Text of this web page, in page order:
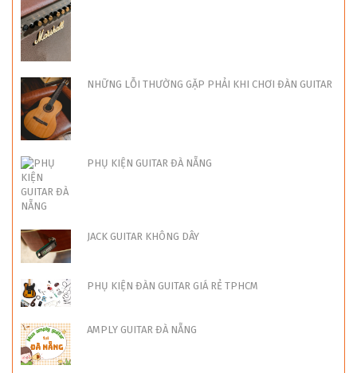
NHỮNG LỖI THƯỜNG GẶP PHẢI KHI CHƠI ĐÀN GUITAR
PHỤ KIỆN GUITAR ĐÀ NẴNG
JACK GUITAR KHÔNG DÂY
PHỤ KIỆN ĐÀN GUITAR GIÁ RẺ TPHCM
AMPLY GUITAR ĐÀ NẴNG